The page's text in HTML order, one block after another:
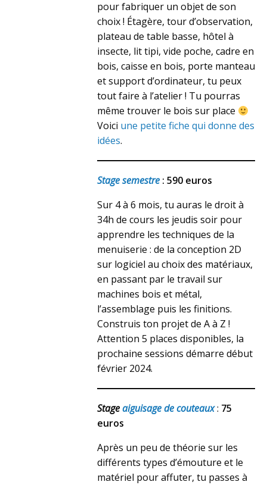
pour fabriquer un objet de son
choix ! Étagère, tour d’observation,
plateau de table basse, hôtel à
insecte, lit tipi, vide poche, cadre en
bois, caisse en bois, porte manteau
et support d’ordinateur, tu peux
tout faire à l’atelier ! Tu pourras
même trouver le bois sur place
Voici une petite fiche qui donne des
idées.
Stage semestre : 590 euros
Sur 4 à 6 mois, tu auras le droit à
34h de cours les jeudis soir pour
apprendre les techniques de la
menuiserie : de la conception 2D
sur logiciel au choix des matériaux,
en passant par le travail sur
machines bois et métal,
l’assemblage puis les finitions.
Construis ton projet de A à Z !
Attention 5 places disponibles, la
prochaine sessions démarre début
février 2024.
Stageaiguisage de couteaux: 75
euros
Après un peu de théorie sur les
différents types d’émouture et le
matériel pour affuter, tu passes à